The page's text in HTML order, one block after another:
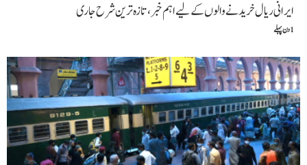
ایرانی ریال خریدنے والوں کے لیے اہم خبر، تازہ ترین شرح جاری
1 دن پہلے